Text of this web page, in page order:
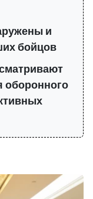
и
бойцов
оборонного